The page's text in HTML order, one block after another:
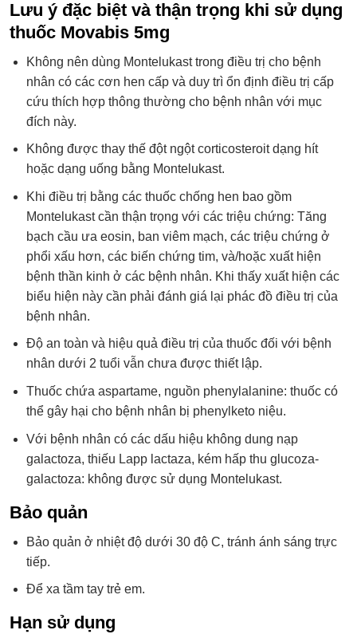
Lưu ý đặc biệt và thận trọng khi sử dụng
thuốc Movabis 5mg
Không nên dùng Montelukast trong điều trị cho bệnh
nhân có các cơn hen cấp và duy trì ổn định điều trị cấp
cứu thích hợp thông thường cho bệnh nhân với mục
đích này.
Không được thay thế đột ngột corticosteroit dạng hít
hoặc dạng uống bằng Montelukast.
Khi điều trị bằng các thuốc chống hen bao gồm
Montelukast cần thận trọng với các triệu chứng: Tăng
bạch cầu ưa eosin, ban viêm mạch, các triệu chứng ở
phổi xấu hơn, các biến chứng tim, và/hoặc xuất hiện
bệnh thần kinh ở các bệnh nhân. Khi thấy xuất hiện các
biểu hiện này cần phải đánh giá lại phác đồ điều trị của
bệnh nhân.
Độ an toàn và hiệu quả điều trị của thuốc đối với bệnh
nhân dưới 2 tuổi vẫn chưa được thiết lập.
Thuốc chứa aspartame, nguồn phenylalanine: thuốc có
thể gây hại cho bệnh nhân bị phenylketo niệu.
Với bệnh nhân có các dấu hiệu không dung nạp
galactoza, thiếu Lapp lactaza, kém hấp thu glucoza-
galactoza: không được sử dụng Montelukast.
Bảo quản
Bảo quản ở nhiệt độ dưới 30 độ C, tránh ánh sáng trực
tiếp.
Để xa tầm tay trẻ em.
Hạn sử dụng